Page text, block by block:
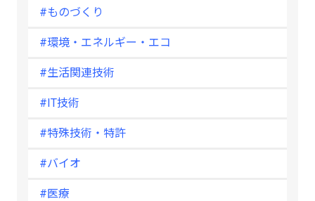
#ものづくり
#環境・エネルギー・エコ
#生活関連技術
#IT技術
#特殊技術・特許
#バイオ
#医療